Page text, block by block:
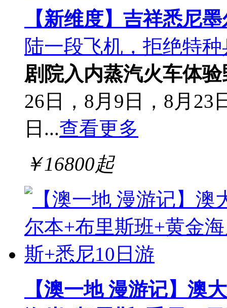
【新维度】吉祥悉尼
陆一段飞机，拒绝特
剧院入内蒸汽火车体验
26日，8月9日，8月23
日...查看更多
￥16800起
【澳一地 漫游记】澳